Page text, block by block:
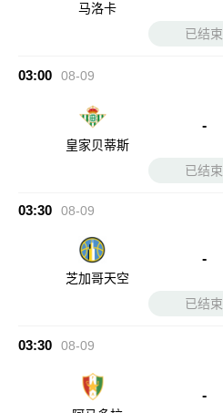
马洛卡
已结束
03:00 08-09
皇家贝蒂斯
-
已结束
03:30 08-09
芝加哥天空
-
已结束
03:30 08-09
-